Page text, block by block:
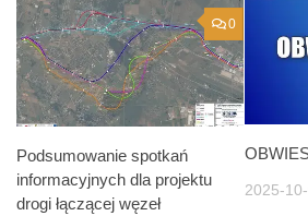
0
Podsumowanie spotkań
informacyjnych dla projektu
drogi łączącej węzeł
2025-